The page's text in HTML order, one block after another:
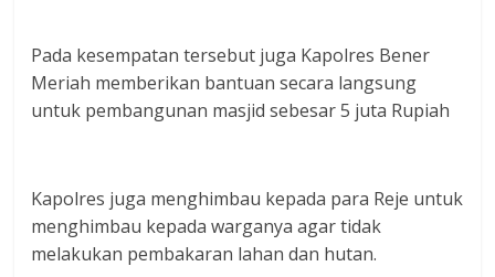
Pada kesempatan tersebut juga Kapolres Bener
Meriah memberikan bantuan secara langsung
untuk pembangunan masjid sebesar 5 juta Rupiah
Kapolres juga menghimbau kepada para Reje untuk
menghimbau kepada warganya agar tidak
melakukan pembakaran lahan dan hutan.